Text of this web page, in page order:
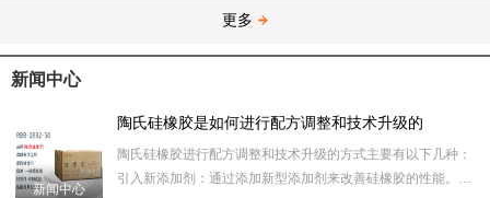
更多
新闻中心
新闻中心
陶氏硅橡胶是如何进行配方调整和技术升级的
陶氏硅橡胶进行配方调整和技术升级的方式主要有以下几种：
引入新添加剂：通过添加新型添加剂来改善硅橡胶的性能。例